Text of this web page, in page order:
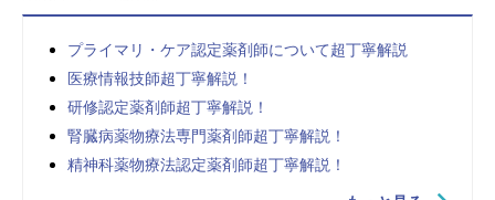
プライマリ・ケア認定薬剤師について超丁寧解説
医療情報技師超丁寧解説！
研修認定薬剤師超丁寧解説！
腎臓病薬物療法専門薬剤師超丁寧解説！
精神科薬物療法認定薬剤師超丁寧解説！